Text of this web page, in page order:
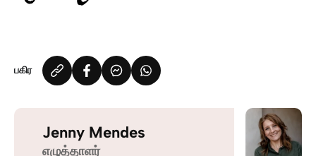
பகிர
Jenny Mendes
எழுத்தாளர்